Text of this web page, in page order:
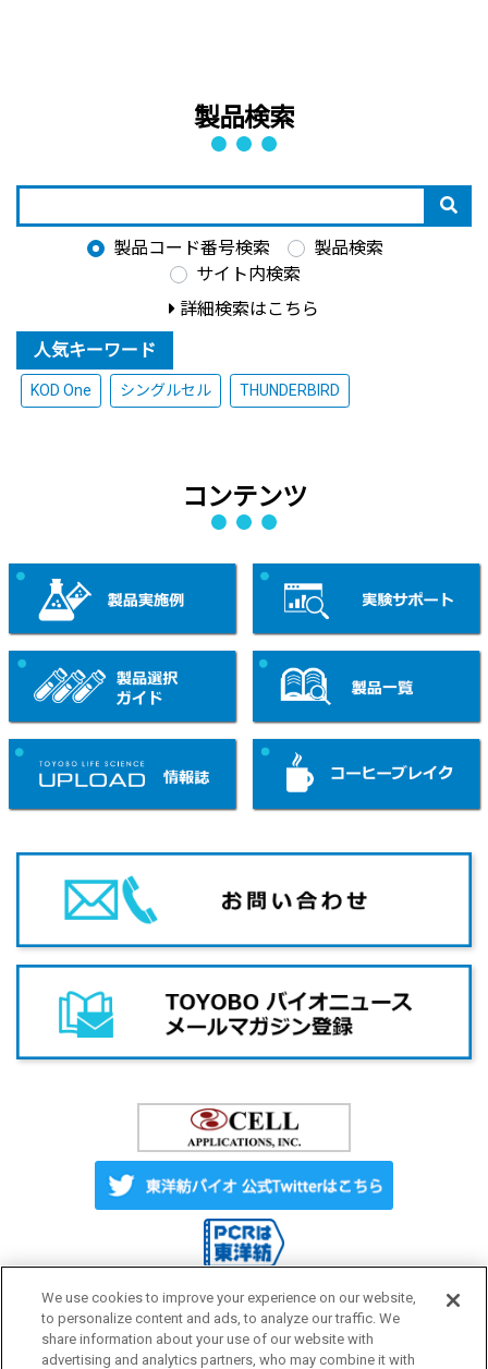
製品検索
製品コード番号検索
製品検索
サイト内検索
詳細検索はこちら
人気キーワード
KOD One シングルセル THUNDERBIRD
コンテンツ
Label License ご利用にあたって
We use cookies to improve your experience on our website,
to personalize content and ads, to analyze our traffic. We
share information about your use of our website with
advertising and analytics partners, who may combine it with